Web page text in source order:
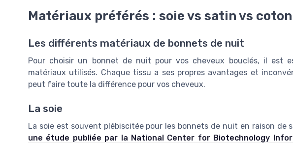
Matériaux préférés : soie vs satin vs coton
Les différents matériaux de bonnets de nuit
Pour choisir un bonnet de nuit pour vos cheveux bouclés, il est
matériaux utilisés. Chaque tissu a ses propres avantages et
peut faire toute la différence pour vos cheveux.
La soie
La soie est souvent plébiscitée pour les bonnets de nuit en raison de
une étude publiée par la National Center for Biotechnology